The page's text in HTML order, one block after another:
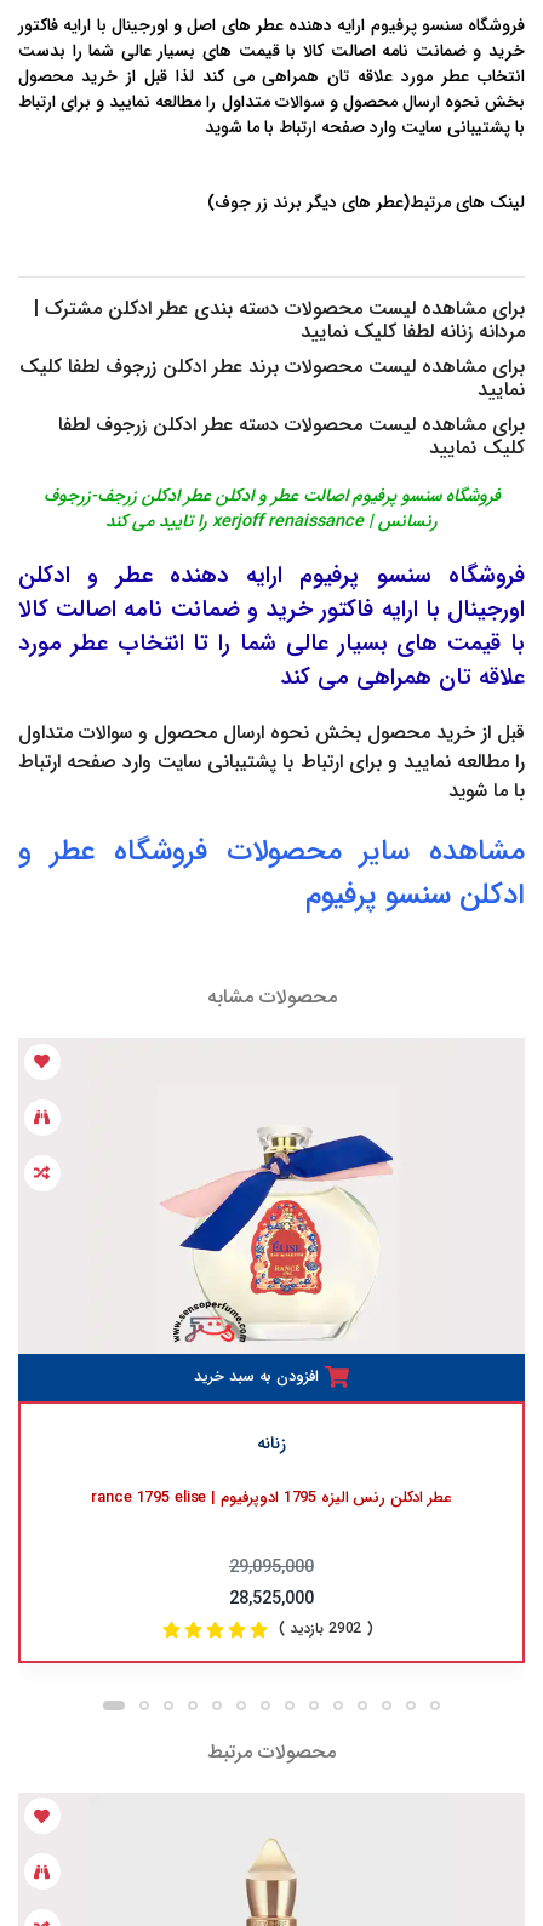
فروشگاه سنسو پرفیوم ارایه دهنده عطر های اصل و اورجینال با ارایه فاکتور
خرید و ضمانت نامه اصالت کالا با قیمت های بسیار عالی شما را بدست
انتخاب عطر مورد علاقه تان همراهی می کند لذا قبل از خرید محصول
بخش نحوهارسال محصولوسوالات متداول را مطالعه نمایید و برای ارتباط
با پشتیبانی سایت وارد صفحه ارتباط با ماشوید
لینک های مرتبط(عطر های دیگر برند زر جوف)
برای مشاهده لیست محصولات دسته بندی عطر ادکلن مشترک |
مردانه زنانه لطفا کلیک نمایید
برای مشاهده لیست محصولات برند عطر ادکلن زرجوف لطفا کلیک
نمایید
برای مشاهده لیست محصولات دسته عطر ادکلن زرجوف لطفا
کلیک نمایید
فروشگاه سنسو پرفیوم اصالت عطر و ادکلن عطر ادکلن زرجف-زرجوف
رنسانس | xerjoff renaissance را تایید می کند
فروشگاه سنسو پرفیوم ارایه دهندهعطرو ادکلن
اورجینال با ارایه فاکتور خرید و ضمانت نامه اصالت کالا
با قیمت های بسیار عالی شما را تا انتخاب عطر مورد
علاقه تان همراهی می کند
قبل از خرید محصول بخش نحوه ارسال محصول و سوالات متداول
را مطالعه نمایید و برای ارتباط با پشتیبانی سایت وارد صفحه ارتباط
با ما شوید
مشاهده سایر محصولات فروشگاه عطرو
ادکلن سنسو پرفیوم
محصولات مشابه
افزودن به سبد خرید
زنانه
عطر ادکلن رنس الیزه 1795 ادوپرفیوم | rance 1795 elise
29,095,000
28,525,000
( 2902 بازدید )
محصولات مرتبط